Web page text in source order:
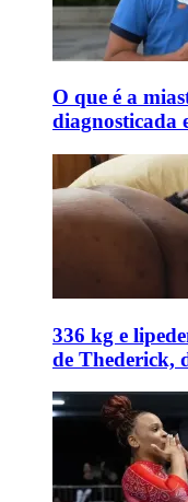
O que é a
diagnosticada
336 kg e
de Thederick,